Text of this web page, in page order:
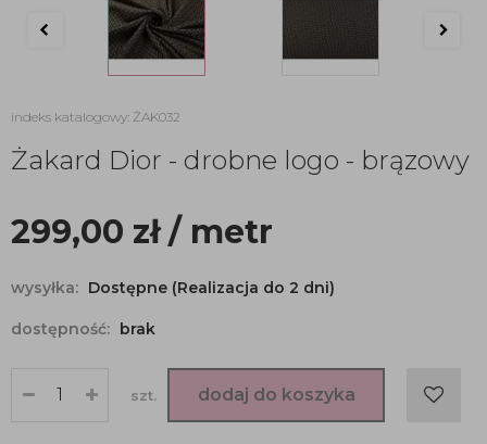
indeks katalogowy: ŻAK032
Żakard Dior - drobne logo - brązowy
299,00 zł/ metr
wysyłka: Dostępne (Realizacja do 2 dni)
dostępność: brak
szt. dodaj do koszyka